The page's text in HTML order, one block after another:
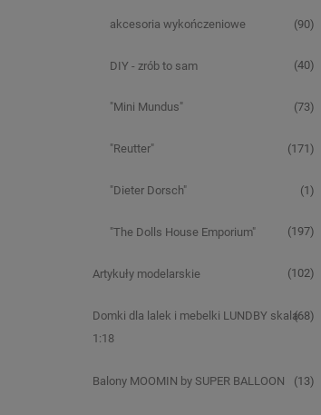
akcesoria wykończeniowe (90)
DIY - zrób to sam (40)
"Mini Mundus" (73)
"Reutter" (171)
"Dieter Dorsch" (1)
"The Dolls House Emporium" (197)
Artykuły modelarskie (102)
Domki dla lalek i mebelki LUNDBY skala
1:18
(68)
Balony MOOMIN by SUPER BALLOON (13)